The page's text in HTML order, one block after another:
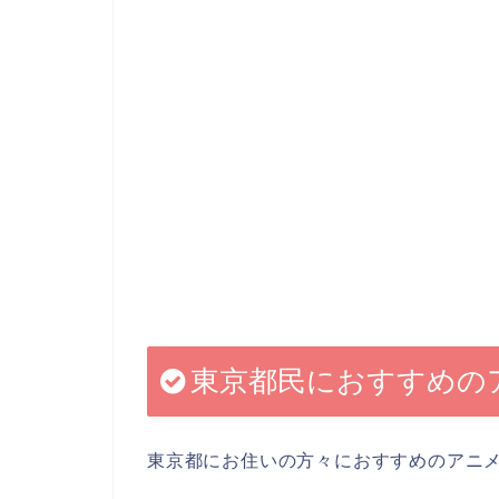
東京都民におすすめの
東京都にお住いの方々におすすめのアニ